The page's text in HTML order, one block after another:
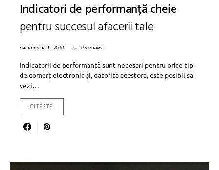
Indicatori de performanță cheie
pentru succesul afacerii tale
decembrie 18, 2020
375 views
Indicatorii de performanță sunt necesari pentru orice tip
de comerț electronic și, datorită acestora, este posibil să
vezi…
CITESTE